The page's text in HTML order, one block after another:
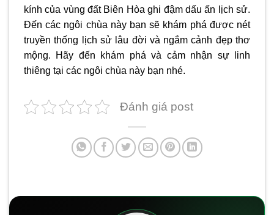
kính của vùng đất Biên Hòa ghi đậm dấu ấn lịch sử.
Đến các ngôi chùa này bạn sẽ khám phá được nét
truyền thống lịch sử lâu đời và ngắm cảnh đẹp thơ
mộng. Hãy đến khám phá và cảm nhận sự linh
thiêng tại các ngôi chùa này bạn nhé.
Đánh giá post